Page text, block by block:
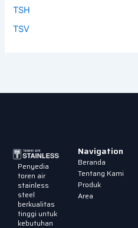
TSH
TSV
Penyedia
toren air
stainless
steel
berkualitas
tinggi untuk
kebutuhan
Navigation
Beranda
Tentang Kami
Produk
Area